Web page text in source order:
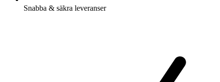
Snabba & säkra leveranser